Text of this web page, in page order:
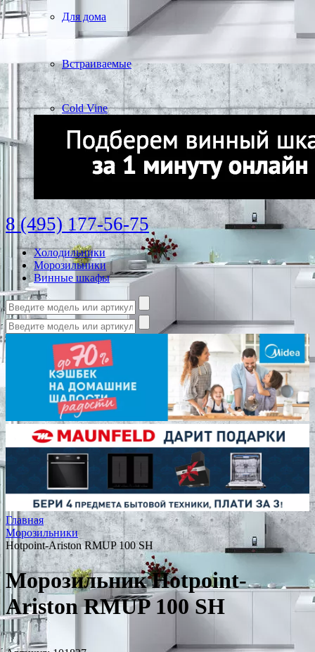
Для дома
Встраиваемые
Cold Vine
8 (495) 177-56-75
Холодильники
Морозильники
Винные шкафы
Главная
Морозильники
Hotpoint-Ariston RMUP 100 SH
Морозильник Hotpoint-
Ariston RMUP 100 SH